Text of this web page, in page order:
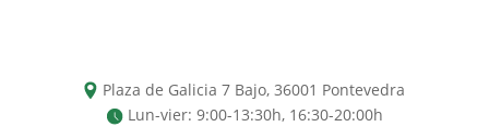
Plaza de Galicia 7 Bajo,36001 Pontevedra
Lun-vier: 9:00-13:30h, 16:30-20:00h